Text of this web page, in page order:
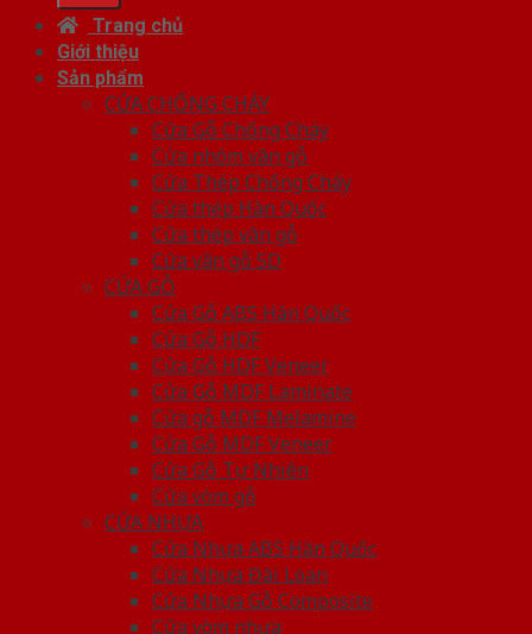
Trang chủ
Giới thiệu
Sản phẩm
CỬA CHỐNG CHÁY
Cửa Gỗ Chống Cháy
Cửa nhôm vân gỗ
Cửa Thép Chống Cháy
Cửa thép Hàn Quốc
Cửa thép vân gỗ
Cửa vân gỗ 5D
CỬA GỖ
Cửa Gỗ ABS Hàn Quốc
Cửa Gỗ HDF
Cửa Gỗ HDF Veneer
Cửa Gỗ MDF Laminate
Cửa gỗ MDF Melamine
Cửa Gỗ MDF Veneer
Cửa Gỗ Tự Nhiên
Cửa vòm gỗ
CỬA NHỰA
Cửa Nhựa ABS Hàn Quốc
Cửa Nhựa Đài Loan
Cửa Nhựa Gỗ Composite
Cửa vòm nhựa